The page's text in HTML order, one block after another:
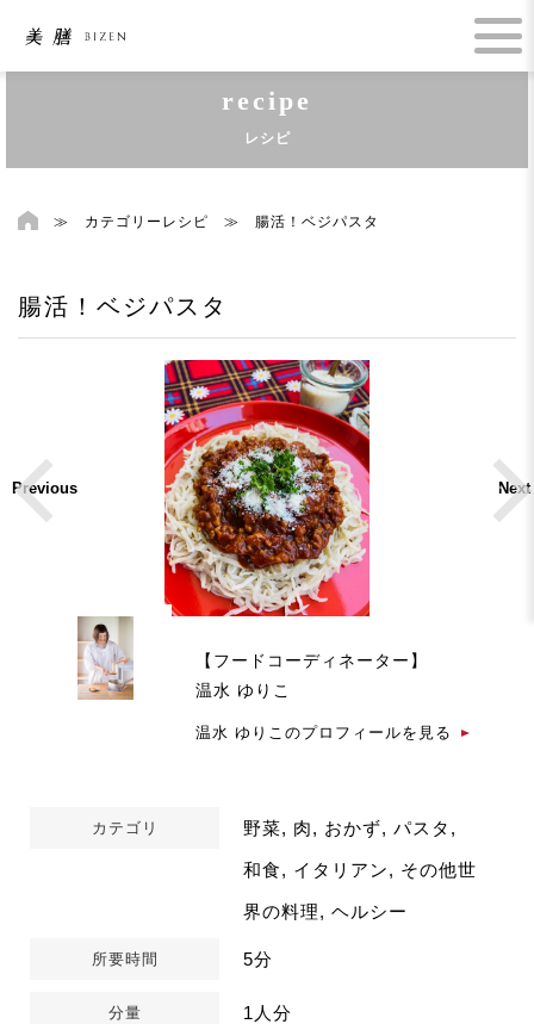
recipe
レシピ
≫ カテゴリーレシピ ≫ 腸活！ベジパスタ
腸活！ベジパスタ
Previous Next
【フードコーディネーター】
温水 ゆりこ
温水 ゆりこのプロフィールを見る
カテゴリ 野菜, 肉, おかず, パスタ,
和食, イタリアン, その他世
界の料理, ヘルシー
所要時間 5分
分量 1人分